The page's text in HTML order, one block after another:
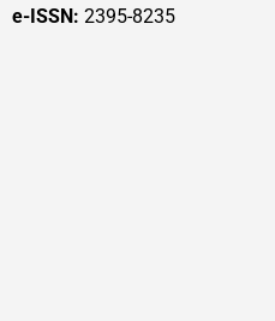
e-ISSN: 2395-8235